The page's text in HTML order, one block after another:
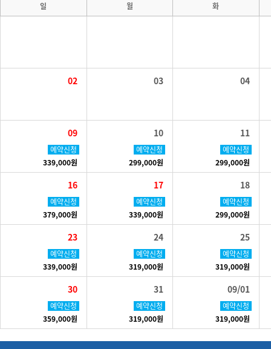
일 월 화
02 03 04
09
예약신청
339,000원
10
예약신청
299,000원
11
예약신청
299,000원
16
예약신청
379,000원
17
예약신청
339,000원
18
예약신청
299,000원
23
예약신청
339,000원
24
예약신청
319,000원
25
예약신청
319,000원
30
예약신청
359,000원
31
예약신청
319,000원
09/01
예약신청
319,000원